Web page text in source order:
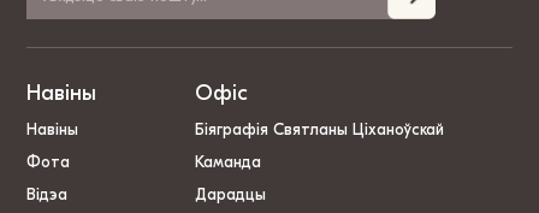
Навіны
Навіны
Фота
Відэа
Офіс
Біяграфія Святланы Ціханоўскай
Каманда
Дарадцы